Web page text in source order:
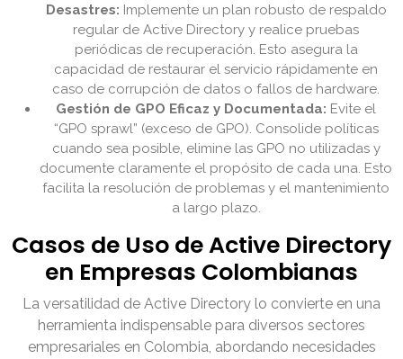
Desastres: Implemente un plan robusto de respaldo
regular de Active Directory y realice pruebas
periódicas de recuperación. Esto asegura la
capacidad de restaurar el servicio rápidamente en
caso de corrupción de datos o fallos de hardware.
Gestión de GPO Eficaz y Documentada: Evite el
“GPO sprawl” (exceso de GPO). Consolide políticas
cuando sea posible, elimine las GPO no utilizadas y
documente claramente el propósito de cada una. Esto
facilita la resolución de problemas y el mantenimiento
a largo plazo.
Casos de Uso de Active Directory
en Empresas Colombianas
La versatilidad de Active Directory lo convierte en una
herramienta indispensable para diversos sectores
empresariales en Colombia, abordando necesidades